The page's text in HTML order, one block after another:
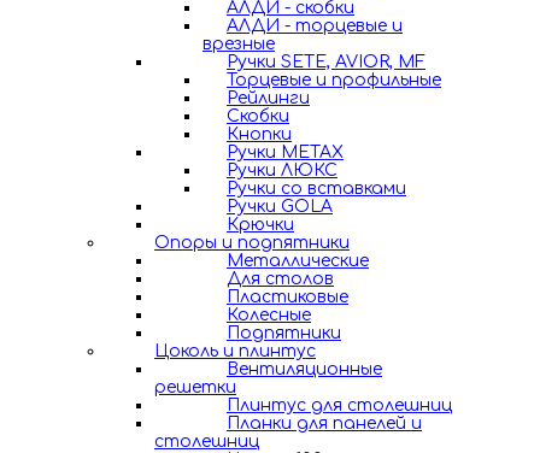
АЛДИ - скобки
АЛДИ - торцевые и
врезные
Ручки SETE, AVIOR, MF
Торцевые и профильные
Рейлинги
Скобки
Кнопки
Ручки METAX
Ручки ЛЮКС
Ручки со вставками
Ручки GOLA
Крючки
Опоры и подпятники
Металлические
Для столов
Пластиковые
Колесные
Подпятники
Цоколь и плинтус
Вентиляционные
решетки
Плинтус для столешниц
Планки для панелей и
столешниц